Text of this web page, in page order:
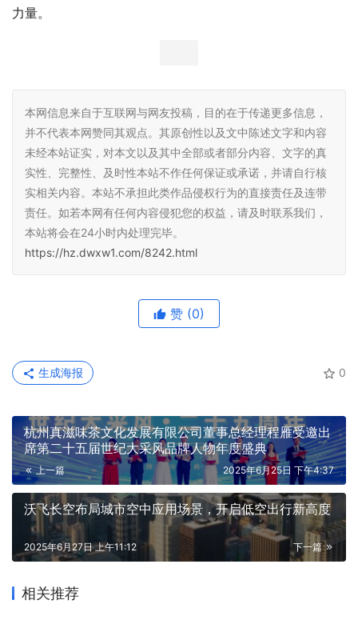
力量。
本网信息来自于互联网与网友投稿，目的在于传递更多信息，
并不代表本网赞同其观点。其原创性以及文中陈述文字和内容
未经本站证实，对本文以及其中全部或者部分内容、文字的真
实性、完整性、及时性本站不作任何保证或承诺，并请自行核
实相关内容。本站不承担此类作品侵权行为的直接责任及连带
责任。如若本网有任何内容侵犯您的权益，请及时联系我们，
本站将会在24小时内处理完毕。
https://hz.dwxw1.com/8242.html
赞 (0)
0
生成海报
杭州真滋味茶文化发展有限公司董事总经理程雁受邀出
席第二十五届世纪大采风品牌人物年度盛典
上一篇 2025年6月25日 下午4:37
沃飞长空布局城市空中应用场景，开启低空出行新高度
下一篇
2025年6月27日 上午11:12
相关推荐